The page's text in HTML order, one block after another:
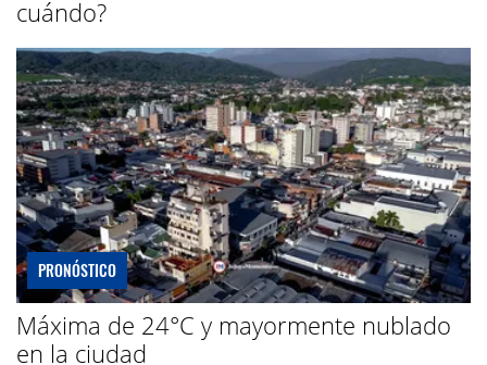
cuándo?
PRONÓSTICO
Máxima de 24°C y mayormente nublado
en la ciudad